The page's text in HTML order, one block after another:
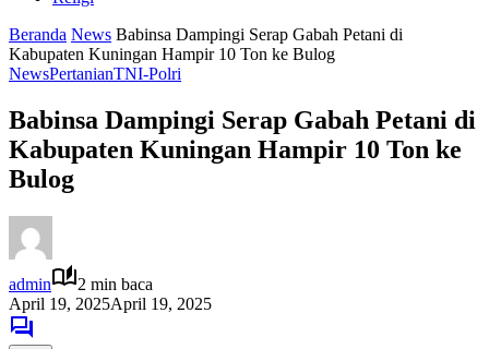
Beranda News Babinsa Dampingi Serap Gabah Petani di
Kabupaten Kuningan Hampir 10 Ton ke Bulog
NewsPertanianTNI-Polri
Babinsa Dampingi Serap Gabah Petani di
Kabupaten Kuningan Hampir 10 Ton ke
Bulog
admin
2 min baca
April 19, 2025April 19, 2025